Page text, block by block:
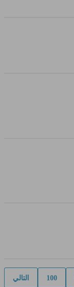
100 التالي